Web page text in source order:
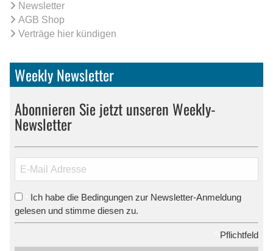
Newsletter
AGB Shop
Verträge hier kündigen
Weekly Newsletter
Abonnieren Sie jetzt unseren Weekly-
Newsletter
Ich habe die Bedingungen zur Newsletter-Anmeldung
gelesen und stimme diesen zu.
Pflichtfeld